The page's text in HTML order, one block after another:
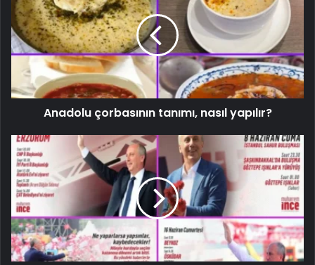
Anadolu çorbasının tanımı, nasıl yapılır?